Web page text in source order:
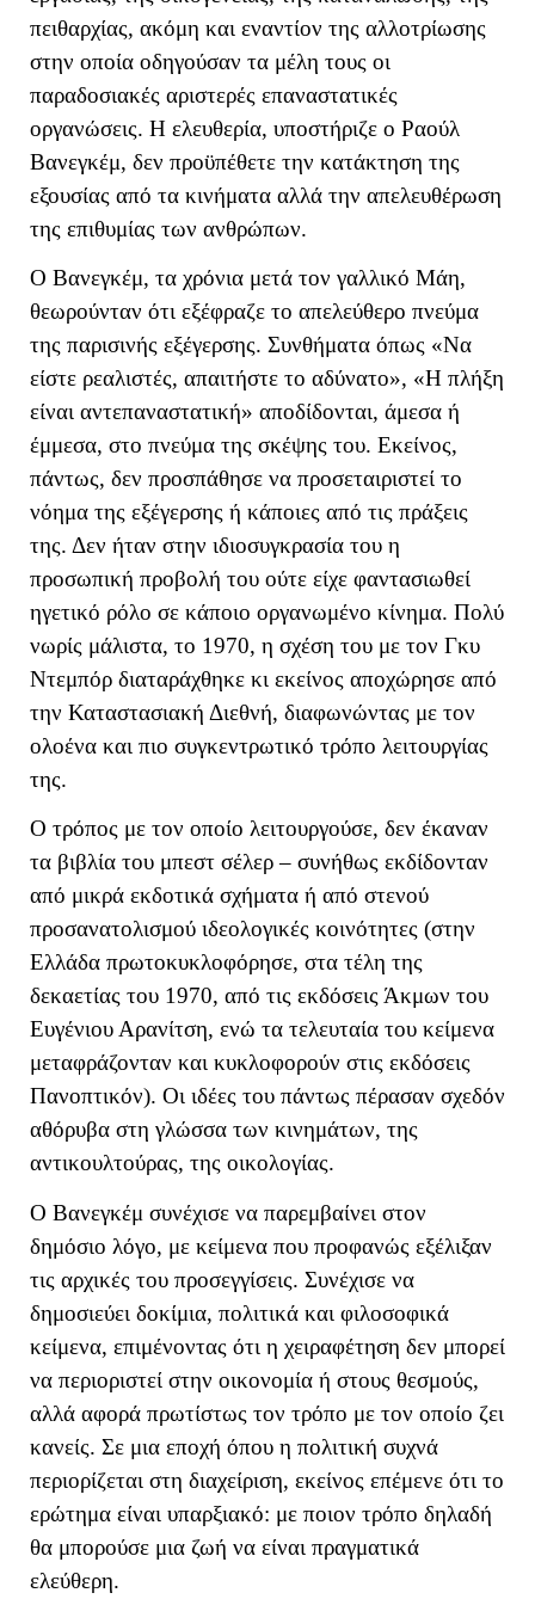
πειθαρχίας, ακόμη και εναντίον της αλλοτρίωσης
στην οποία οδηγούσαν τα μέλη τους οι
παραδοσιακές αριστερές επαναστατικές
οργανώσεις. Η ελευθερία, υποστήριζε ο Ραούλ
Βανεγκέμ, δεν προϋπέθετε την κατάκτηση της
εξουσίας από τα κινήματα αλλά την απελευθέρωση
της επιθυμίας των ανθρώπων.
Ο Βανεγκέμ, τα χρόνια μετά τον γαλλικό Μάη,
θεωρούνταν ότι εξέφραζε το απελεύθερο πνεύμα
της παρισινής εξέγερσης. Συνθήματα όπως «Να
είστε ρεαλιστές, απαιτήστε το αδύνατο», «Η πλήξη
είναι αντεπαναστατική» αποδίδονται, άμεσα ή
έμμεσα, στο πνεύμα της σκέψης του. Εκείνος,
πάντως, δεν προσπάθησε να προσεταιριστεί το
νόημα της εξέγερσης ή κάποιες από τις πράξεις
της. Δεν ήταν στην ιδιοσυγκρασία του η
προσωπική προβολή του ούτε είχε φαντασιωθεί
ηγετικό ρόλο σε κάποιο οργανωμένο κίνημα. Πολύ
νωρίς μάλιστα, το 1970, η σχέση του με τον Γκυ
Ντεμπόρ διαταράχθηκε κι εκείνος αποχώρησε από
την Καταστασιακή Διεθνή, διαφωνώντας με τον
ολοένα και πιο συγκεντρωτικό τρόπο λειτουργίας
της.
Ο τρόπος με τον οποίο λειτουργούσε, δεν έκαναν
τα βιβλία του μπεστ σέλερ – συνήθως εκδίδονταν
από μικρά εκδοτικά σχήματα ή από στενού
προσανατολισμού ιδεολογικές κοινότητες (στην
Ελλάδα πρωτοκυκλοφόρησε, στα τέλη της
δεκαετίας του 1970, από τις εκδόσεις Άκμων του
Ευγένιου Αρανίτση, ενώ τα τελευταία του κείμενα
μεταφράζονταν και κυκλοφορούν στις εκδόσεις
Πανοπτικόν). Οι ιδέες του πάντως πέρασαν σχεδόν
αθόρυβα στη γλώσσα των κινημάτων, της
αντικουλτούρας, της οικολογίας.
Ο Βανεγκέμ συνέχισε να παρεμβαίνει στον
δημόσιο λόγο, με κείμενα που προφανώς εξέλιξαν
τις αρχικές του προσεγγίσεις. Συνέχισε να
δημοσιεύει δοκίμια, πολιτικά και φιλοσοφικά
κείμενα, επιμένοντας ότι η χειραφέτηση δεν μπορεί
να περιοριστεί στην οικονομία ή στους θεσμούς,
αλλά αφορά πρωτίστως τον τρόπο με τον οποίο ζει
κανείς. Σε μια εποχή όπου η πολιτική συχνά
περιορίζεται στη διαχείριση, εκείνος επέμενε ότι το
ερώτημα είναι υπαρξιακό: με ποιον τρόπο δηλαδή
θα μπορούσε μια ζωή να είναι πραγματικά
ελεύθερη.